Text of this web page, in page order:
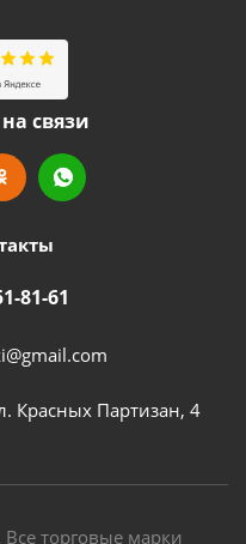
связи
81-61
Красных Партизан, 4
торговые марки